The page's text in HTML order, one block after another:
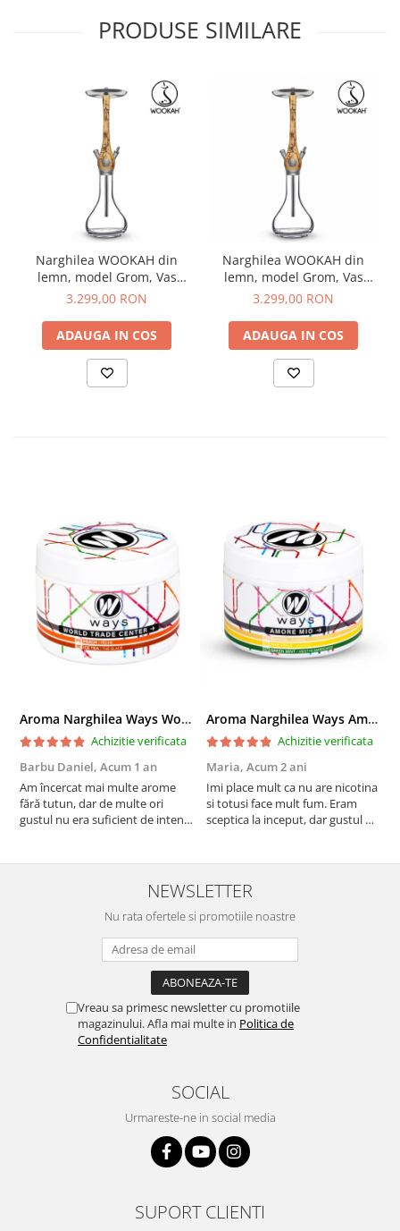
PRODUSE SIMILARE
Narghilea WOOKAH din
lemn, model Grom, Vas
transparent
3.299,00 RON
ADAUGA IN COS
Narghilea WOOKAH din
lemn, model Grom, Vas
transparent
3.299,00 RON
ADAUGA IN COS
Aroma Narghilea Ways World Trade Center - Piersica cu Ice Tea, 200gr
Achizitie verificata
Barbu Daniel, Acum 1 an
Am încercat mai multe arome
fără tutun, dar de multe ori
gustul nu era suficient de intens.
pe toată durata sesiunii. Chiar
dacă nu conține tutun, senzația
Aroma Narghilea Ways Amore - Banana, Ananas si Menta, 200gr
Achizitie verificata
Maria, Acum 2 ani
Imi place mult ca nu are nicotina
si totusi face mult fum. Eram
sceptica la inceput, dar gustul de
ramane miros neplacut in
camera de tutun sau tigara.
NEWSLETTER
Nu rata ofertele si promotiile noastre
Vreau sa primesc newsletter cu promotiile
magazinului. Afla mai multe in Politica de
Confidentialitate
SOCIAL
Urmareste-ne in social media
SUPORT CLIENTI